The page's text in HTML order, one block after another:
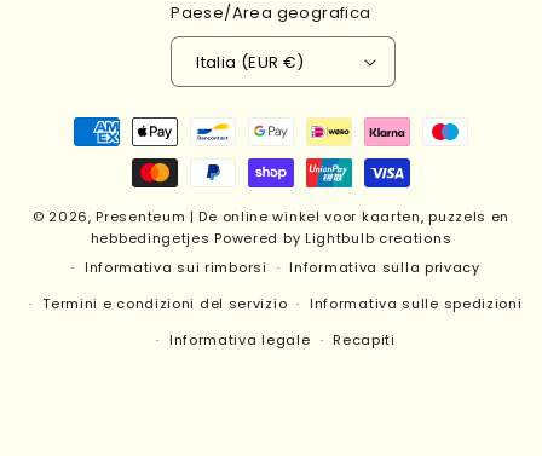
Paese/Area geografica
Italia (EUR €)
Metodi
pagamento
© 2026, Presenteum | De online winkel voor kaarten, puzzels en
hebbedingetjes Powered by Lightbulb creations
Informativa sui rimborsi
Informativa sulla privacy
Termini e condizioni del servizio
Informativa sulle spedizioni
Informativa legale
Recapiti